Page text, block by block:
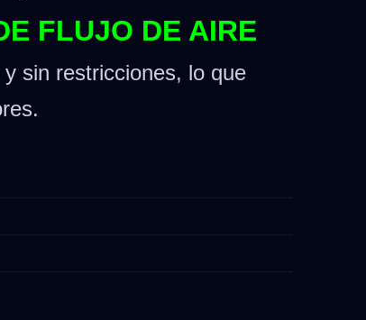
FLUJO DE AIRE
sin restricciones, lo que